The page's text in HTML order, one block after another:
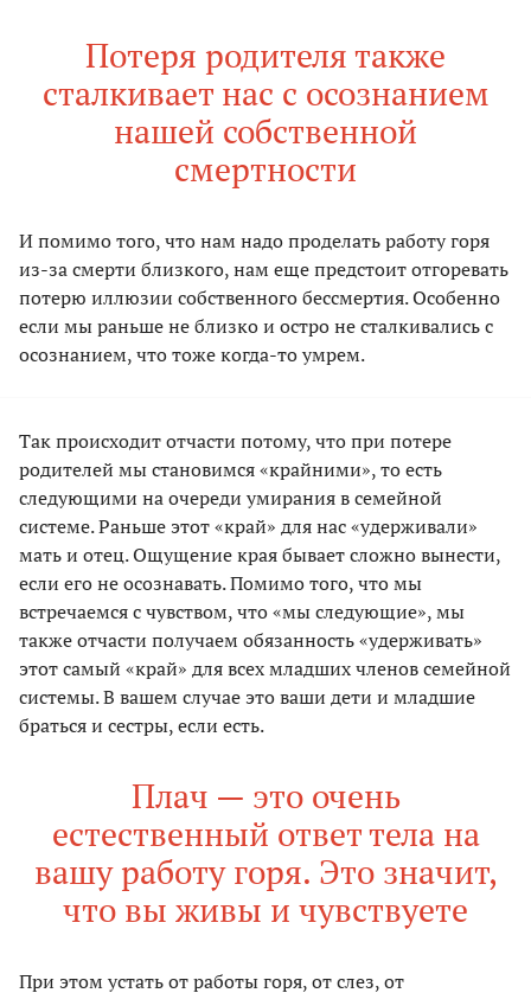
Потеря родителя также
сталкивает нас с осознанием
нашей собственной
смертности
И помимо того, что нам надо проделать работу горя
из-за смерти близкого, нам еще предстоит отгоревать
потерю иллюзии собственного бессмертия. Особенно
если мы раньше не близко и остро не сталкивались с
осознанием, что тоже когда-то умрем.
Так происходит отчасти потому, что при потере
родителей мы становимся «крайними», то есть
следующими на очереди умирания в семейной
системе. Раньше этот «край» для нас «удерживали»
мать и отец. Ощущение края бывает сложно вынести,
если его не осознавать. Помимо того, что мы
встречаемся с чувством, что «мы следующие», мы
также отчасти получаем обязанность «удерживать»
этот самый «край» для всех младших членов семейной
системы. В вашем случае это ваши дети и младшие
браться и сестры, если есть.
Плач — это очень
естественный ответ тела на
вашу работу горя. Это значит,
что вы живы и чувствуете
При этом устать от работы горя, от слез, от